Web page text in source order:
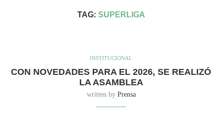
TAG: SUPERLIGA
INSTITUCIONAL
CON NOVEDADES PARA EL 2026, SE REALIZÓ
LA ASAMBLEA
written by Prensa